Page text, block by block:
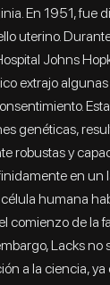
En 1951, fue
uterino.
Johns
extrajo
genéticas,
robustas y
en un
humana
comienzo de la
Lacks no
a la ciencia,